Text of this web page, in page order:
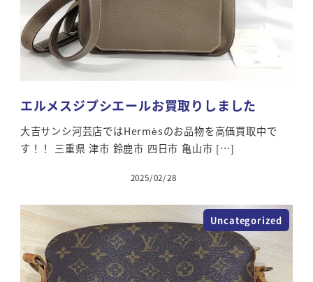
エルメスジプシエールお買取りしました
大吉サンシ河芸店ではHermèsのお品物を高価買取中で
す！！ 三重県 津市 鈴鹿市 四日市 亀山市 […]
2025/02/28
Uncategorized